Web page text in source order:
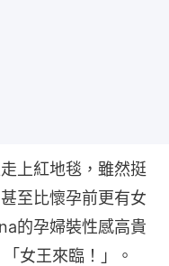
上紅地毯，雖然挺
至比懷孕前更有女
的孕婦裝性感高貴
女王來臨！」。